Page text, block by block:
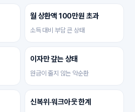
월 상환액 100만원 초과
소득 대비 부담 큰 상태
이자만 갚는 상태
원금이 줄지 않는 악순환
신복위·워크아웃 한계